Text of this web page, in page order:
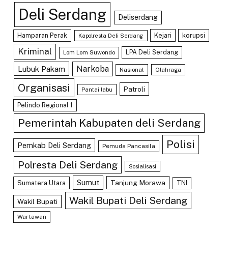
Deli Serdang Deliserdang
Hamparan Perak Kapolresta Deli Serdang Kejari korupsi
Kriminal Lom Lom Suwondo LPA Deli Serdang
Lubuk Pakam Narkoba Nasional Olahraga
Organisasi Pantai labu Patroli
Pelindo Regional 1
Pemerintah Kabupaten deli Serdang
Pemkab Deli Serdang Pemuda Pancasila Polisi
Polresta Deli Serdang Sosialisasi
Sumatera Utara Sumut Tanjung Morawa TNI
Wakil Bupati Wakil Bupati Deli Serdang
Wartawan